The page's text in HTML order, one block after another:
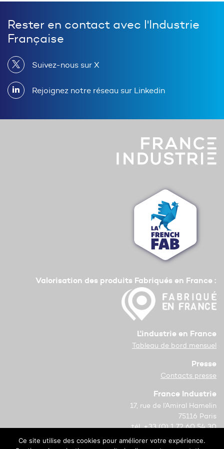
Rester en contact avec l'Industrie
Française
Suivez-nous sur X
Rejoignez notre réseau sur Linkedin
Valorisation des produits Fabriqués en France :
L'industrie en France
Tableau de bord mensuel
Presse
Contacts presse
France Industrie
17, rue de l’Amiral Hamelin
75116 Paris
tél. +33 (0) 1 72 60 54 30
Copyright © 2021 France Industrie
Ce site utilise des cookies pour améliorer votre expérience.